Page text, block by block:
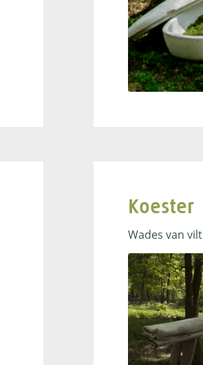
Koester
Wades van vilt